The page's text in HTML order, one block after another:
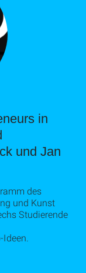
in
und Jan
des
und Kunst
Studierende